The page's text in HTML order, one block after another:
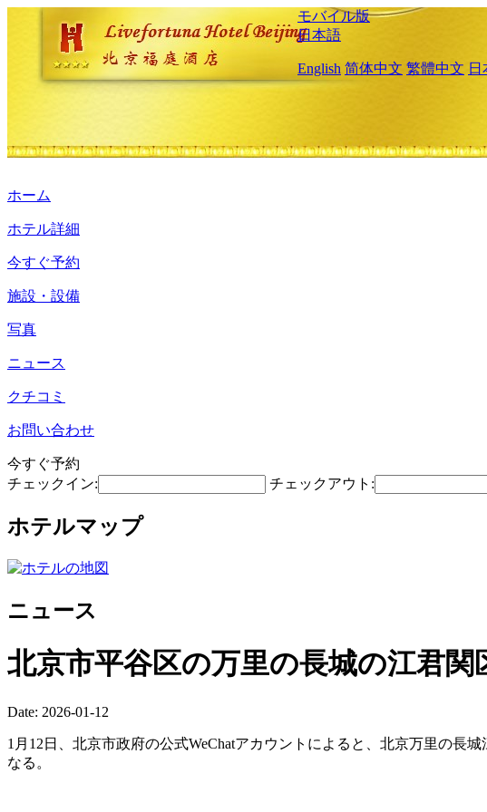
モバイル版
日本語
English 简体中文 繁體中文 日
ホーム
ホテル詳細
今すぐ予約
施設・設備
写真
ニュース
クチコミ
お問い合わせ
今すぐ予約
チェックイン:
チェックアウト:
ホテルマップ
ニュース
北京市平谷区の万里の長城の江君関
Date: 2026-01-12
1月12日、北京市政府の公式WeChatアカウントによると、北京万里の長
なる。